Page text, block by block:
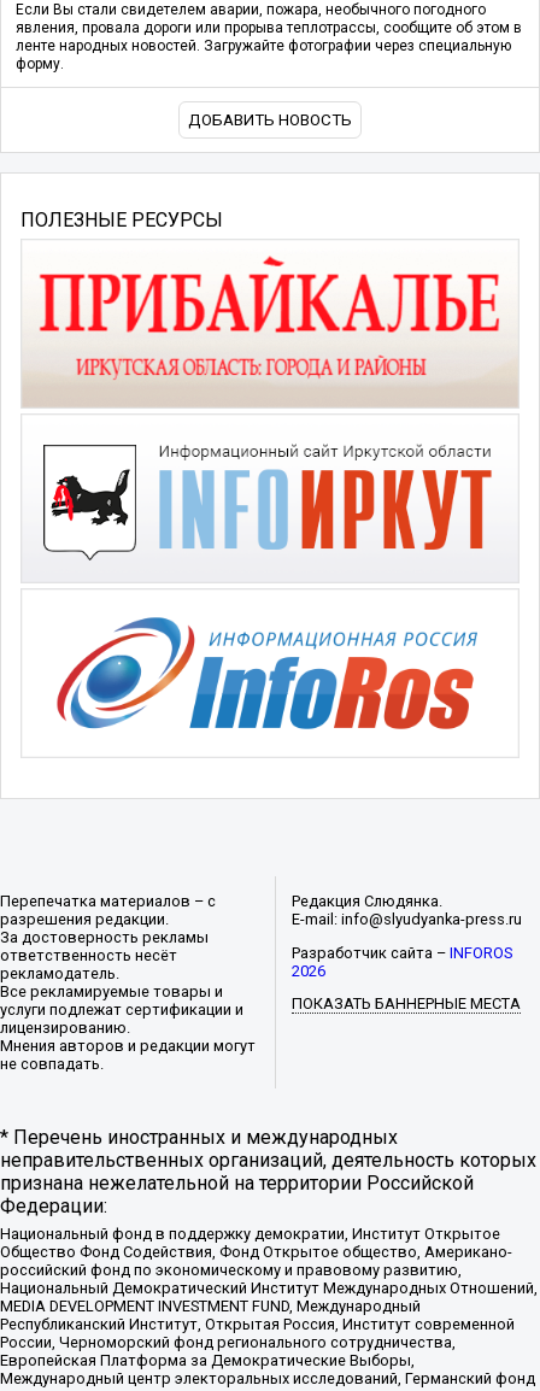
Если Вы стали свидетелем аварии, пожара, необычного погодного
явления, провала дороги или прорыва теплотрассы, сообщите об этом в
ленте народных новостей. Загружайте фотографии через специальную
форму.
ДОБАВИТЬ НОВОСТЬ
ПОЛЕЗНЫЕ РЕСУРСЫ
Перепечатка материалов – с
разрешения редакции.
За достоверность рекламы
ответственность несёт
рекламодатель.
Все рекламируемые товары и
услуги подлежат сертификации и
лицензированию.
Мнения авторов и редакции могут
не совпадать.
Редакция Слюдянка.
E-mail: info@slyudyanka-press.ru
Разработчик сайта –INFOROS
2026
ПОКАЗАТЬ БАННЕРНЫЕ МЕСТА
* Перечень иностранных и международных
неправительственных организаций, деятельность которых
признана нежелательной на территории Российской
Федерации:
Национальный фонд в поддержку демократии, Институт Открытое
Общество Фонд Содействия, Фонд Открытое общество, Американо-
российский фонд по экономическому и правовому развитию,
Национальный Демократический Институт Международных Отношений,
MEDIA DEVELOPMENT INVESTMENT FUND, Международный
Республиканский Институт, Открытая Россия, Институт современной
России, Черноморский фонд регионального сотрудничества,
Европейская Платформа за Демократические Выборы,
Международный центр электоральных исследований, Германский фонд